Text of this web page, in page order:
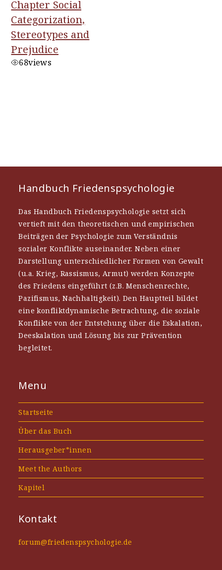
Chapter Social
Categorization,
Stereotypes and
Prejudice
68views
Handbuch Friedenspsychologie
Das Handbuch Friedenspsychologie setzt sich
vertieft mit den theoretischen und empirischen
Beiträgen der Psychologie zum Verständnis
sozialer Konflikte auseinander. Neben einer
Darstellung unterschiedlicher Formen von Gewalt
(u.a. Krieg, Rassismus, Armut) werden Konzepte
des Friedens eingeführt (z.B. Menschenrechte,
Pazifismus, Nachhaltigkeit). Den Hauptteil bildet
eine konfliktdynamische Betrachtung, die soziale
Konflikte von der Entstehung über die Eskalation,
Deeskalation und Lösung bis zur Prävention
begleitet.
Menu
Startseite
Über das Buch
Herausgeber*innen
Meet the Authors
Kapitel
Kontakt
forum@friedenspsychologie.de